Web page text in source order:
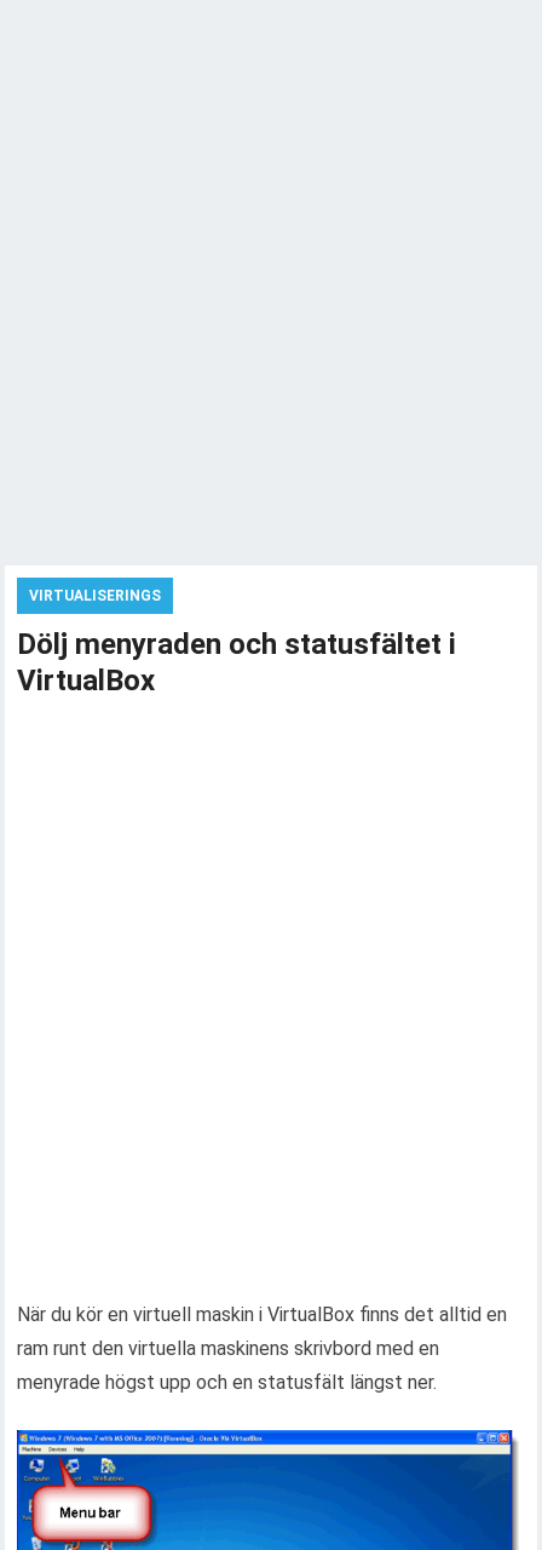
VIRTUALISERINGS
Dölj menyraden och statusfältet i
VirtualBox
När du kör en virtuell maskin i VirtualBox finns det alltid en
ram runt den virtuella maskinens skrivbord med en
menyrade högst upp och en statusfält längst ner.